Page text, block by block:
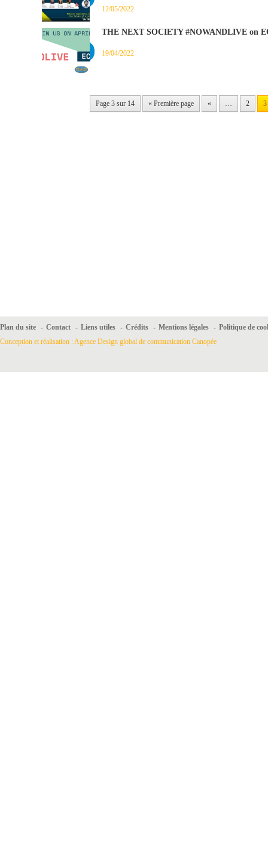
12/05/2022
THE NEXT SOCIETY #NOWANDLIVE on
19/04/2022
Page 3 sur 14 « Première page « … 2 3
Plan du site - Contact - Liens utiles - Crédits - Mentions légales - Politique de
Conception et réalisation : Agence Design global de communication Canopée